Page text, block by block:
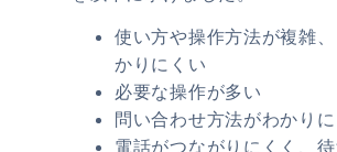
使い方や操作方法が複雑
かりにくい
必要な操作が多い
問い合わせ方法がわかり
電話がつながりにくく、